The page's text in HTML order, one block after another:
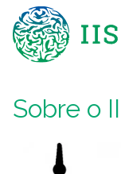
Sobre o